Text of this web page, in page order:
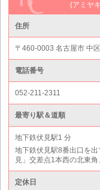
(アミヤ
住所
〒460-0003 名古屋市 中
電話番号
052-211-2311
最寄り駅＆道順
地下鉄伏見駅1 分
地下鉄伏見駅8番出口を
見」交差点1本西の北東角
定休日